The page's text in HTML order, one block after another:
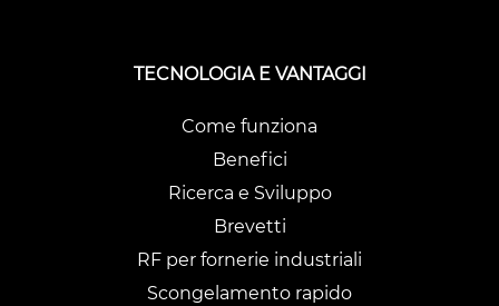
TECNOLOGIA E VANTAGGI
Come funziona
Benefici
Ricerca e Sviluppo
Brevetti
RF per fornerie industriali
Scongelamento rapido